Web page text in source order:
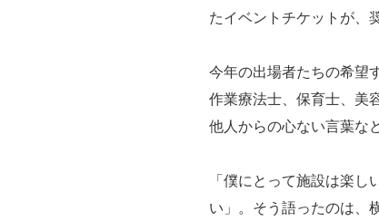
たイベントチケットが、
今年の出場者たちの希望
作業療法士、保育士、美
他人からの心ない言葉な
「僕にとって施設は楽
い」。そう語ったのは、